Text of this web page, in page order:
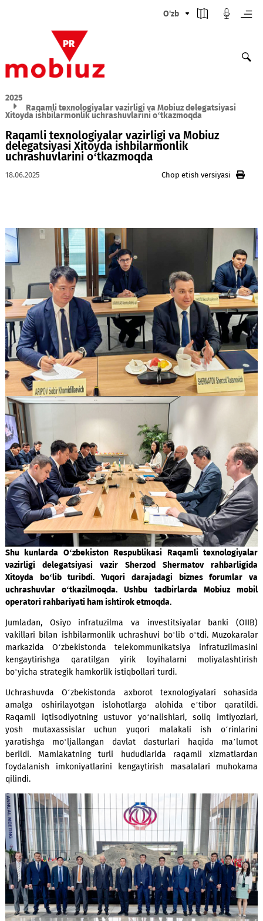
O'zb
2025
Raqamli texnologiyalar vazirligi va Mobiuz delegatsiyasi
Xitoyda ishbilarmonlik uchrashuvlarini o‘tkazmoqda
Raqamli texnologiyalar vazirligi va Mobiuz
delegatsiyasi Xitoyda ishbilarmonlik
uchrashuvlarini o‘tkazmoqda
vazirligi delegatsiyasi vazir Sherzod Shermatov
Xitoyda bo‘ lib turibdi. Yuqori darajadagi biznes
uchrashuvlar
o‘tkazilmoqda. Ushbu tadbirlarda Mobiuz
operatori rahbariyati ham ishtirok etmoqda
Jumladan, Osiyo infratuzilma va investitsiyalar banki
vakillari bilan ishbilarmonlik uchrashuvi bo‘lib o‘tdi.
markazida O‘zbekistonda telekommunikatsiya
kengaytirishga qaratilgan yirik loyihalarni
bo‘yicha strategik hamkorlik istiqbollari turdi.
Uchrashuvda O‘zbekistonda axborot texnologiyalari
amalga oshirilayotgan islohotlarga alohida e’tibor
Raqamli iqtisodiyotning ustuvor yo‘nalishlari, soliq
yosh mutaxassislar uchun yuqori malakali ish
yaratishga mo‘ljallangan davlat dasturlari haqida
berildi. Mamlakatning turli hududlarida raqamli
foydalanish imkoniyatlarini kengaytirish masalalari
qilindi.